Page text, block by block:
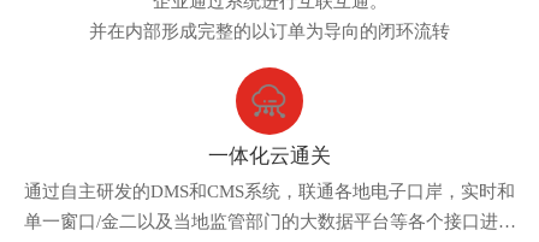
并在内部形成完整的以订单为导向的闭环流转
一体化云通关
通过自主研发的DMS和CMS系统，联通各地电子口岸，实时和
单一窗口/金二以及当地监管部门的大数据平台等各个接口进行